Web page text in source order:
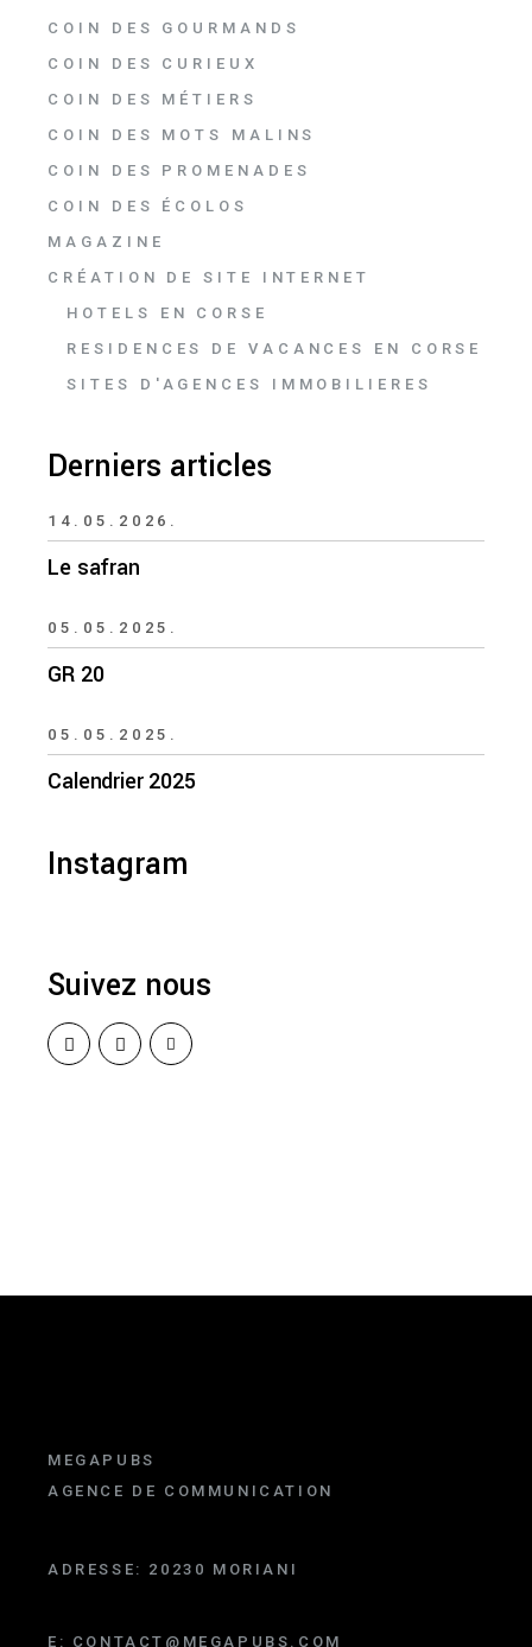
COIN DES GOURMANDS
COIN DES CURIEUX
COIN DES MÉTIERS
COIN DES MOTS MALINS
COIN DES PROMENADES
COIN DES ÉCOLOS
MAGAZINE
CRÉATION DE SITE INTERNET
HOTELS EN CORSE
RESIDENCES DE VACANCES EN CORSE
SITES D'AGENCES IMMOBILIERES
Derniers articles
14.05.2026.
Le safran
05.05.2025.
GR 20
05.05.2025.
Calendrier 2025
Instagram
Suivez nous
MEGAPUBS
AGENCE DE COMMUNICATION
ADRESSE: 20230 MORIANI
E: CONTACT@MEGAPUBS.COM